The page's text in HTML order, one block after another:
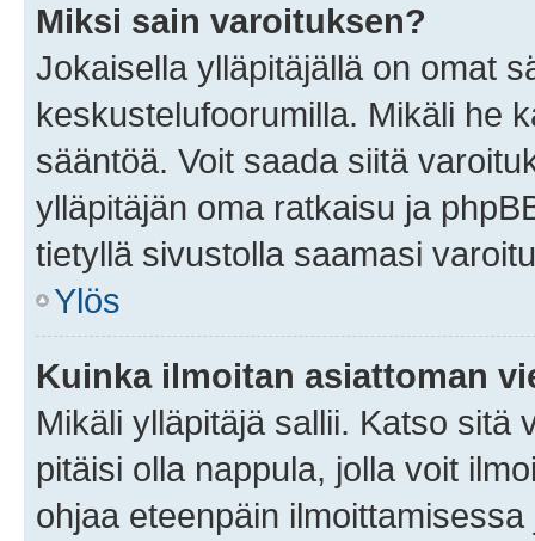
Miksi sain varoituksen?
Jokaisella ylläpitäjällä on omat
keskustelufoorumilla. Mikäli he
sääntöä. Voit saada siitä
ylläpitäjän oma ratkaisu ja
tietyllä sivustolla saamasi
Ylös
Kuinka ilmoitan asiattoman
Mikäli ylläpitäjä sallii. Katso sitä
pitäisi olla nappula, jolla voit
ohjaa eteenpäin